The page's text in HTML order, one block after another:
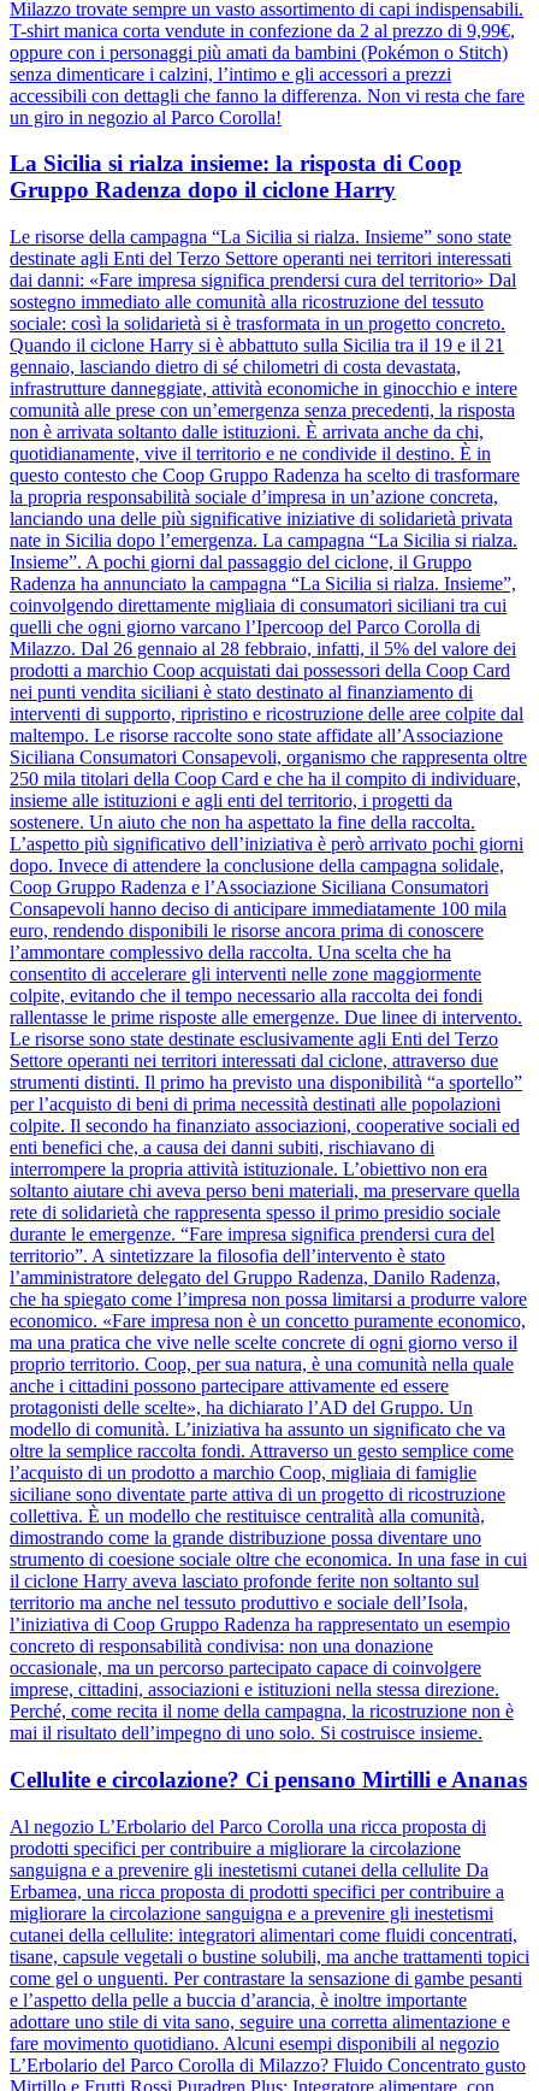
Milazzo trovate sempre un vasto assortimento di capi indispensabili.
T-shirt manica corta vendute in confezione da 2 al prezzo di 9,99€,
oppure con i personaggi più amati da bambini (Pokémon o Stitch)
senza dimenticare i calzini, l’intimo e gli accessori a prezzi
accessibili con dettagli che fanno la differenza. Non vi resta che fare
un giro in negozio al Parco Corolla!
La Sicilia si rialza insieme: la risposta di Coop
Gruppo Radenza dopo il ciclone Harry
Le risorse della campagna “La Sicilia si rialza. Insieme” sono state
destinate agli Enti del Terzo Settore operanti nei territori interessati
dai danni: «Fare impresa significa prendersi cura del territorio» Dal
sostegno immediato alle comunità alla ricostruzione del tessuto
sociale: così la solidarietà si è trasformata in un progetto concreto.
Quando il ciclone Harry si è abbattuto sulla Sicilia tra il 19 e il 21
gennaio, lasciando dietro di sé chilometri di costa devastata,
infrastrutture danneggiate, attività economiche in ginocchio e intere
comunità alle prese con un’emergenza senza precedenti, la risposta
non è arrivata soltanto dalle istituzioni. È arrivata anche da chi,
quotidianamente, vive il territorio e ne condivide il destino. È in
questo contesto che Coop Gruppo Radenza ha scelto di trasformare
la propria responsabilità sociale d’impresa in un’azione concreta,
lanciando una delle più significative iniziative di solidarietà privata
nate in Sicilia dopo l’emergenza. La campagna “La Sicilia si rialza.
Insieme”. A pochi giorni dal passaggio del ciclone, il Gruppo
Radenza ha annunciato la campagna “La Sicilia si rialza. Insieme”,
coinvolgendo direttamente migliaia di consumatori siciliani tra cui
quelli che ogni giorno varcano l’Ipercoop del Parco Corolla di
Milazzo. Dal 26 gennaio al 28 febbraio, infatti, il 5% del valore dei
prodotti a marchio Coop acquistati dai possessori della Coop Card
nei punti vendita siciliani è stato destinato al finanziamento di
interventi di supporto, ripristino e ricostruzione delle aree colpite dal
maltempo. Le risorse raccolte sono state affidate all’Associazione
Siciliana Consumatori Consapevoli, organismo che rappresenta oltre
250 mila titolari della Coop Card e che ha il compito di individuare,
insieme alle istituzioni e agli enti del territorio, i progetti da
sostenere. Un aiuto che non ha aspettato la fine della raccolta.
L’aspetto più significativo dell’iniziativa è però arrivato pochi giorni
dopo. Invece di attendere la conclusione della campagna solidale,
Coop Gruppo Radenza e l’Associazione Siciliana Consumatori
Consapevoli hanno deciso di anticipare immediatamente 100 mila
euro, rendendo disponibili le risorse ancora prima di conoscere
l’ammontare complessivo della raccolta. Una scelta che ha
consentito di accelerare gli interventi nelle zone maggiormente
colpite, evitando che il tempo necessario alla raccolta dei fondi
rallentasse le prime risposte alle emergenze. Due linee di intervento.
Le risorse sono state destinate esclusivamente agli Enti del Terzo
Settore operanti nei territori interessati dal ciclone, attraverso due
strumenti distinti. Il primo ha previsto una disponibilità “a sportello”
per l’acquisto di beni di prima necessità destinati alle popolazioni
colpite. Il secondo ha finanziato associazioni, cooperative sociali ed
enti benefici che, a causa dei danni subiti, rischiavano di
interrompere la propria attività istituzionale. L’obiettivo non era
soltanto aiutare chi aveva perso beni materiali, ma preservare quella
rete di solidarietà che rappresenta spesso il primo presidio sociale
durante le emergenze. “Fare impresa significa prendersi cura del
territorio”. A sintetizzare la filosofia dell’intervento è stato
l’amministratore delegato del Gruppo Radenza, Danilo Radenza,
che ha spiegato come l’impresa non possa limitarsi a produrre valore
economico. «Fare impresa non è un concetto puramente economico,
ma una pratica che vive nelle scelte concrete di ogni giorno verso il
proprio territorio. Coop, per sua natura, è una comunità nella quale
anche i cittadini possono partecipare attivamente ed essere
protagonisti delle scelte», ha dichiarato l’AD del Gruppo. Un
modello di comunità. L’iniziativa ha assunto un significato che va
oltre la semplice raccolta fondi. Attraverso un gesto semplice come
l’acquisto di un prodotto a marchio Coop, migliaia di famiglie
siciliane sono diventate parte attiva di un progetto di ricostruzione
collettiva. È un modello che restituisce centralità alla comunità,
dimostrando come la grande distribuzione possa diventare uno
strumento di coesione sociale oltre che economica. In una fase in cui
il ciclone Harry aveva lasciato profonde ferite non soltanto sul
territorio ma anche nel tessuto produttivo e sociale dell’Isola,
l’iniziativa di Coop Gruppo Radenza ha rappresentato un esempio
concreto di responsabilità condivisa: non una donazione
occasionale, ma un percorso partecipato capace di coinvolgere
imprese, cittadini, associazioni e istituzioni nella stessa direzione.
Perché, come recita il nome della campagna, la ricostruzione non è
mai il risultato dell’impegno di uno solo. Si costruisce insieme.
Cellulite e circolazione? Ci pensano Mirtilli e Ananas
Al negozio L’Erbolario del Parco Corolla una ricca proposta di
prodotti specifici per contribuire a migliorare la circolazione
sanguigna e a prevenire gli inestetismi cutanei della cellulite Da
Erbamea, una ricca proposta di prodotti specifici per contribuire a
migliorare la circolazione sanguigna e a prevenire gli inestetismi
cutanei della cellulite: integratori alimentari come fluidi concentrati,
tisane, capsule vegetali o bustine solubili, ma anche trattamenti topici
come gel o unguenti. Per contrastare la sensazione di gambe pesanti
e l’aspetto della pelle a buccia d’arancia, è inoltre importante
adottare uno stile di vita sano, seguire una corretta alimentazione e
fare movimento quotidiano. Alcuni esempi disponibili al negozio
L’Erbolario del Parco Corolla di Milazzo? Fluido Concentrato gusto
Mirtillo e Frutti Rossi Puradren Plus: Integratore alimentare, con